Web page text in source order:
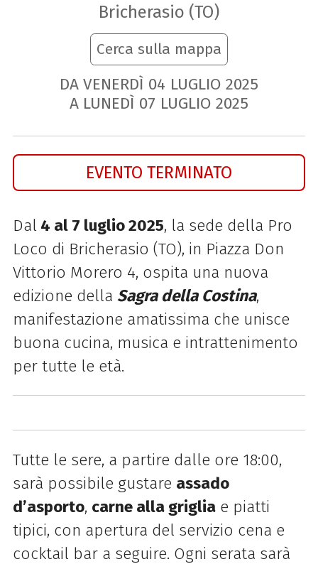
Bricherasio (TO)
Cerca sulla mappa
DA VENERDÌ 04 LUGLIO 2025
A LUNEDÌ 07 LUGLIO 2025
EVENTO TERMINATO
Dal 4 al 7 luglio 2025, la sede della Pro
Loco di Bricherasio (TO), in Piazza Don
Vittorio Morero 4, ospita una nuova
edizione della Sagra della Costina,
manifestazione amatissima che unisce
buona cucina, musica e intrattenimento
per tutte le età.
Tutte le sere, a partire dalle ore 18:00,
sarà possibile gustare assado
d’asporto, carne alla grigliae piatti
tipici, con apertura del servizio cena e
cocktail bar a seguire. Ogni serata sarà